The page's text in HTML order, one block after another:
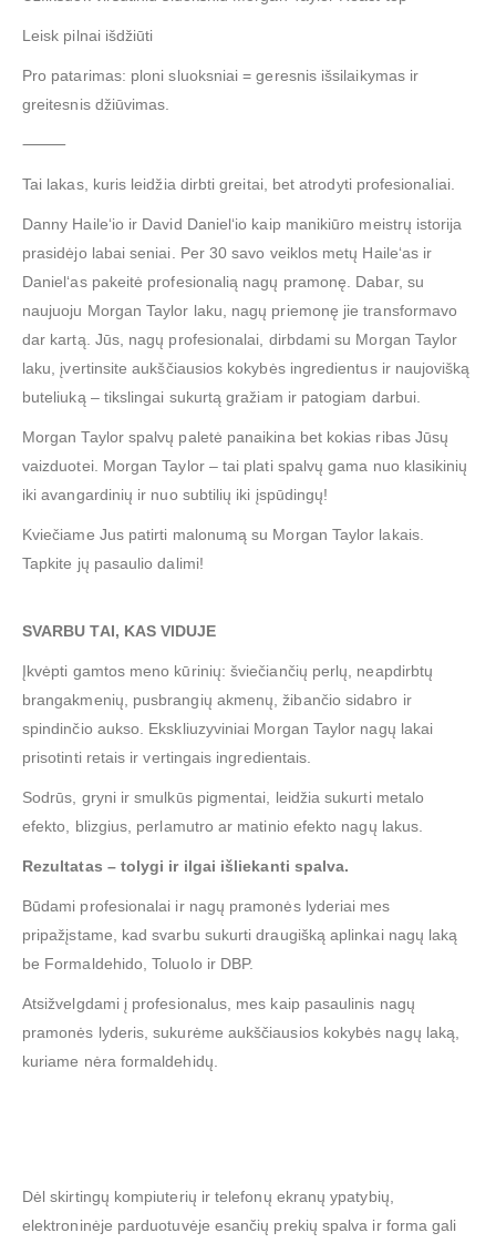
Leisk pilnai išdžiūti
Pro patarimas: ploni sluoksniai = geresnis išsilaikymas ir
greitesnis džiūvimas.
⸻
Tai lakas, kuris leidžia dirbti greitai, bet atrodyti profesionaliai.
Danny Haile‘io ir David Daniel‘io kaip manikiūro meistrų istorija
prasidėjo labai seniai. Per 30 savo veiklos metų Haile‘as ir
Daniel‘as pakeitė profesionalią nagų pramonę. Dabar, su
naujuoju Morgan Taylor laku, nagų priemonę jie transformavo
dar kartą. Jūs, nagų profesionalai, dirbdami su Morgan Taylor
laku, įvertinsite aukščiausios kokybės ingredientus ir naujovišką
buteliuką – tikslingai sukurtą gražiam ir patogiam darbui.
Morgan Taylor spalvų paletė panaikina bet kokias ribas Jūsų
vaizduotei. Morgan Taylor – tai plati spalvų gama nuo klasikinių
iki avangardinių ir nuo subtilių iki įspūdingų!
Kviečiame Jus patirti malonumą su Morgan Taylor lakais.
Tapkite jų pasaulio dalimi!
SVARBU TAI, KAS VIDUJE
Įkvėpti gamtos meno kūrinių: šviečiančių perlų, neapdirbtų
brangakmenių, pusbrangių akmenų, žibančio sidabro ir
spindinčio aukso. Ekskliuzyviniai Morgan Taylor nagų lakai
prisotinti retais ir vertingais ingredientais.
Sodrūs, gryni ir smulkūs pigmentai, leidžia sukurti metalo
efekto, blizgius, perlamutro ar matinio efekto nagų lakus.
Rezultatas – tolygi ir ilgai išliekanti spalva.
Būdami profesionalai ir nagų pramonės lyderiai mes
pripažįstame, kad svarbu sukurti draugišką aplinkai nagų laką
be Formaldehido, Toluolo ir DBP.
Atsižvelgdami į profesionalus, mes kaip pasaulinis nagų
pramonės lyderis, sukurėme aukščiausios kokybės nagų laką,
kuriame nėra formaldehidų.
Dėl skirtingų kompiuterių ir telefonų ekranų ypatybių,
elektroninėje parduotuvėje esančių prekių spalva ir forma gali